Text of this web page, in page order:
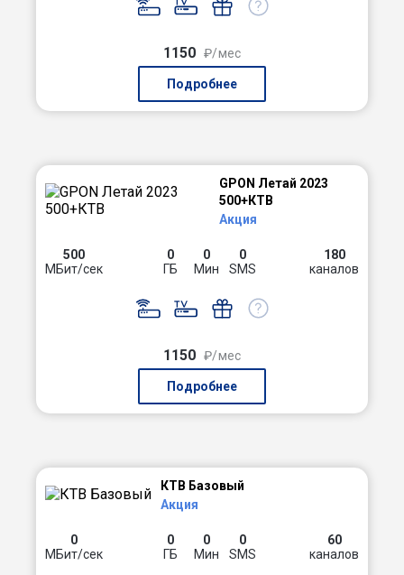
1150 ₽/мес
Подробнее
GPON Летай 2023
500+КТВ
Акция
500
МБит/сек
0
ГБ
0
Мин
0
SMS
180
каналов
1150 ₽/мес
Подробнее
КТВ Базовый
Акция
0
МБит/сек
0
ГБ
0
Мин
0
SMS
60
каналов